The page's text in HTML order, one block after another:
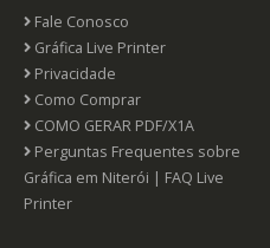
Fale Conosco
Gráfica Live Printer
Privacidade
Como Comprar
COMO GERAR PDF/X1A
Perguntas Frequentes sobre
Gráfica em Niterói | FAQ Live
Printer